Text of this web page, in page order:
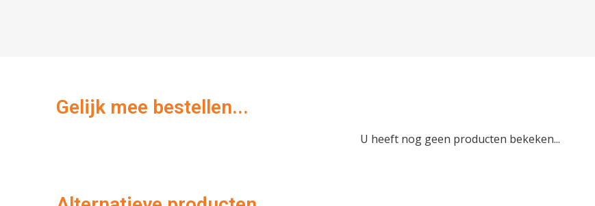
Gelijk mee bestellen...
U heeft nog geen producten bekeken...